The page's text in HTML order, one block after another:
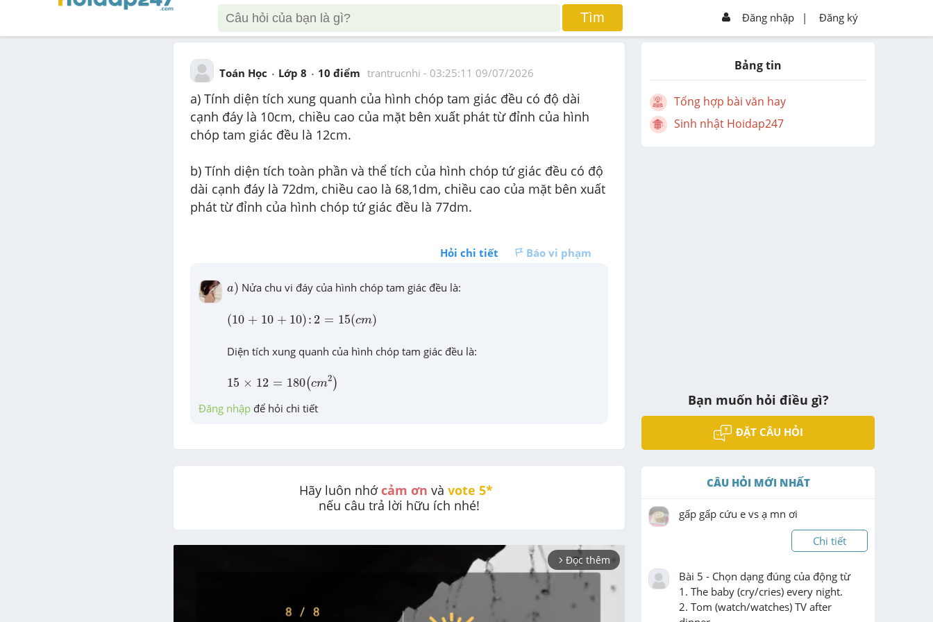
Tìm Đăng nhập | Đăng ký
Toán Học Lớp 8 10 điểm trantrucnhi - 03:25:11 09/07/2026
a) Tính diện tích xung quanh của hình chóp tam giác đều có độ dài
cạnh đáy là 10cm, chiều cao của mặt bên xuất phát từ đỉnh của hình
chóp tam giác đều là 12cm.
b) Tính diện tích toàn phần và thể tích của hình chóp tứ giác đều có độ
dài cạnh đáy là 72dm, chiều cao là 68,1dm, chiều cao của mặt bên xuất
phát từ đỉnh của hình chóp tứ giác đều là 77dm.
Hỏi chi tiết Báo vi phạm
a)
a) Nửa chu vi đáy của hình chóp tam giác đều là:
(10 + 10 + 10): 2 = 15(cm)
(10 10+10 :2=15 cm)
Diện tích xung quanh của hình chóp tam giác đều là:
15 × 12 = 180(cm2 )
15 12= 180(cm
Đăng nhập để hỏi chi tiết
Hãy luôn nhớ cảm ơn và vote 5*
nếu câu trả lời hữu ích nhé!
arrow_forward_ios Đọc thêm
Bảng tin
Tổng hợp bài văn hay
Sinh nhật Hoidap247
Bạn muốn hỏi điều gì?
ĐẶT CÂU HỎI
CÂU HỎI MỚI NHẤT
gấp gấp cứu e vs ạ mn ơi
Chi tiết
Bài 5 - Chọn dạng đúng của động từ
1. The baby (cry/cries) every night.
2. Tom (watch/watches) TV after